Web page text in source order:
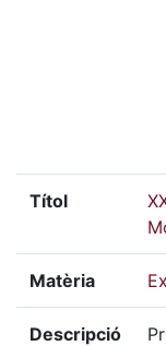
Títol
Matèria
Descripció